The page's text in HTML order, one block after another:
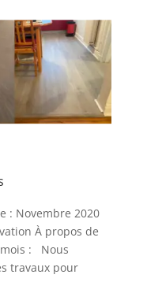
: Novembre 2020
À propos de
mois : Nous
travaux pour